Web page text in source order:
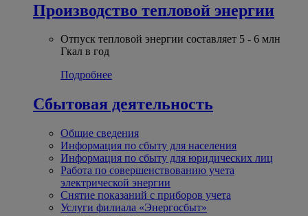
Производство тепловой энергии
Отпуск тепловой энергии составляет 5 - 6 млн
Гкал в год
Подробнее
Сбытовая деятельность
Общие сведения
Информация по сбыту для населения
Информация по сбыту для юридических лиц
Работа по совершенствованию учета
электрической энергии
Снятие показаний с приборов учета
Услуги филиала «Энергосбыт»